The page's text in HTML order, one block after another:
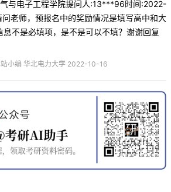
与电子工程学院提问人:13***96时间:2022-
老师，预报名中的奖励情况是填写高中和大
不是必填项，是不是可以不填？谢谢回复
小编 华北电力大学 2022-10-16